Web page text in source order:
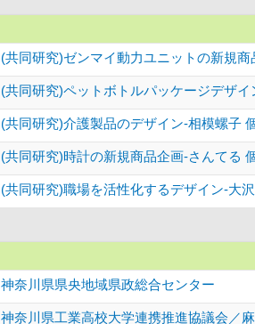
(共同研究)ゼンマイ動力ユニットの新規
(共同研究)ペットボトルパッケージデザ
(共同研究)介護製品のデザイン-相模螺子
(共同研究)時計の新規商品企画-さんてる
(共同研究)職場を活性化するデザイン-大
神奈川県県央地域県政総合センター
神奈川県工業高校大学連携推進協議会／